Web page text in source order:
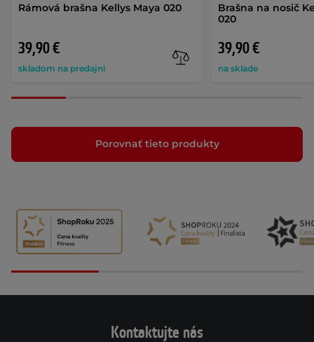
Rámová brašna Kellys Maya 020
39,90 €
skladom na predajni
Brašna na nosič
020
39,90 €
na sklade
Porovnať tieto produkty
Kontaktujte nás